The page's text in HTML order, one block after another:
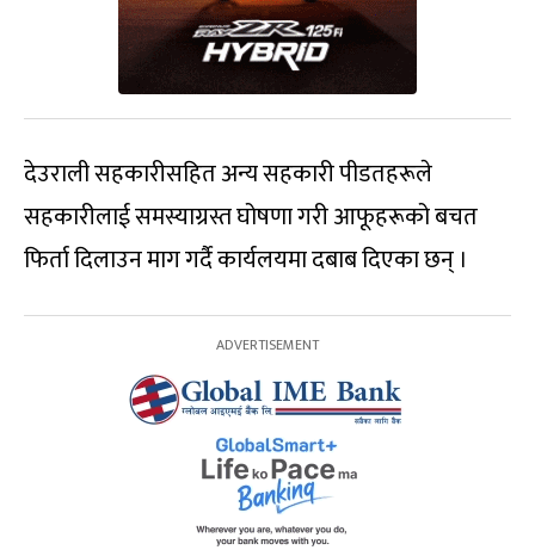
देउराली सहकारीसहित अन्य सहकारी पीडतहरूले
सहकारीलाई समस्याग्रस्त घोषणा गरी आफूहरूको बचत
फिर्ता दिलाउन माग गर्दै कार्यलयमा दबाब दिएका छन् ।